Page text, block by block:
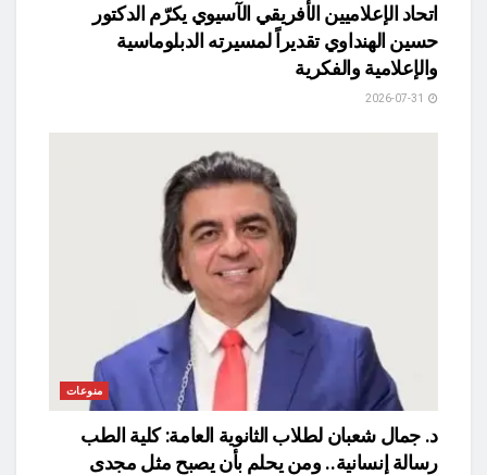
اتحاد الإعلاميين الأفريقي الآسيوي يكرّم الدكتور
حسين الهنداوي تقديراً لمسيرته الدبلوماسية
والإعلامية والفكرية
منوعات
د. جمال شعبان لطلاب الثانوية العامة: كلية الطب
رسالة إنسانية.. ومن يحلم بأن يصبح مثل مجدى